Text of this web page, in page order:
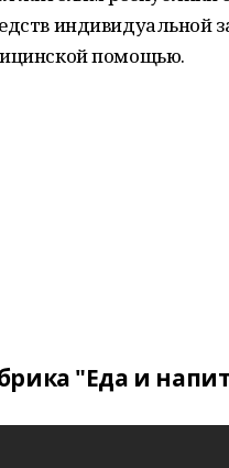
индивидуальной
помощью.
"Еда и